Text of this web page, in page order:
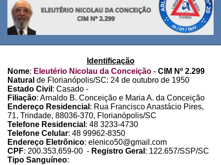
Identificação
Nome: Eleutério Nicolau da Conceição - CIM Nº 2.299
Natural de Florianópolis/SC: 24 de outubro de 1950
Estado Civil : Casado -
Filiação: Arnaldo B. Conceição e Maria A. da Conceição
Endereço Residencial : Rua Francisco Anastácio Pires,
71, Trindade, 88036-370, Florianópolis/SC
Telefone Residencial : 48 3233-4730
Telefone Celular: 48 99962-8350
Endereço Eletrônico: elenico50@gmail.com
CPF: 200.353.659-00 - Registro Geral : 122.657/SSP/SC
Tipo Sanguíneo: